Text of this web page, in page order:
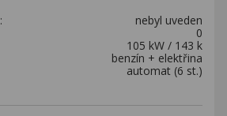
nebyl uveden
0
105 kW / 143 k
benzín + elektřina
automat (6 st.)